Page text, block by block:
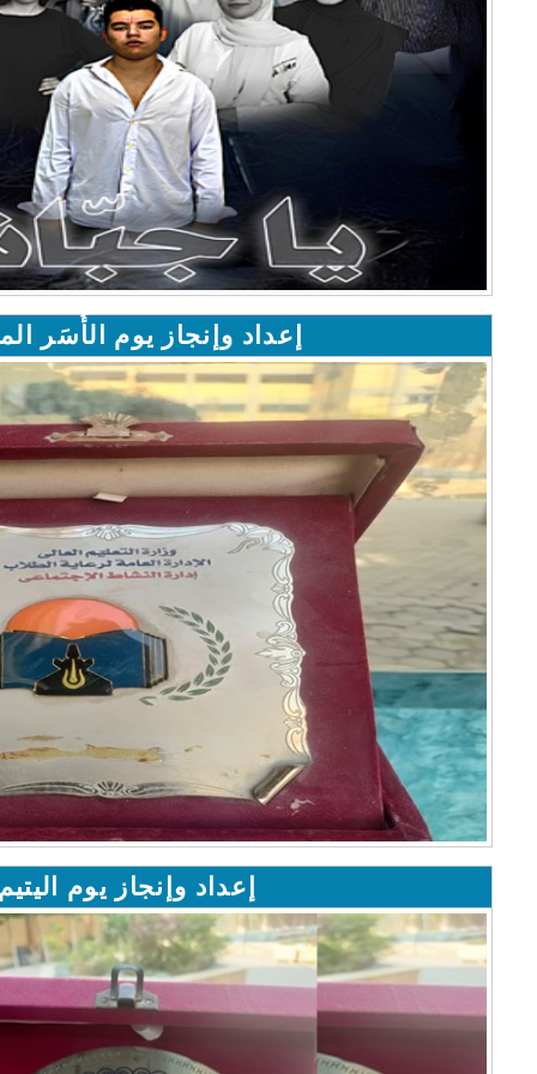
إعداد وإنجاز يوم الأُسَر
إعداد وإنجاز يوم